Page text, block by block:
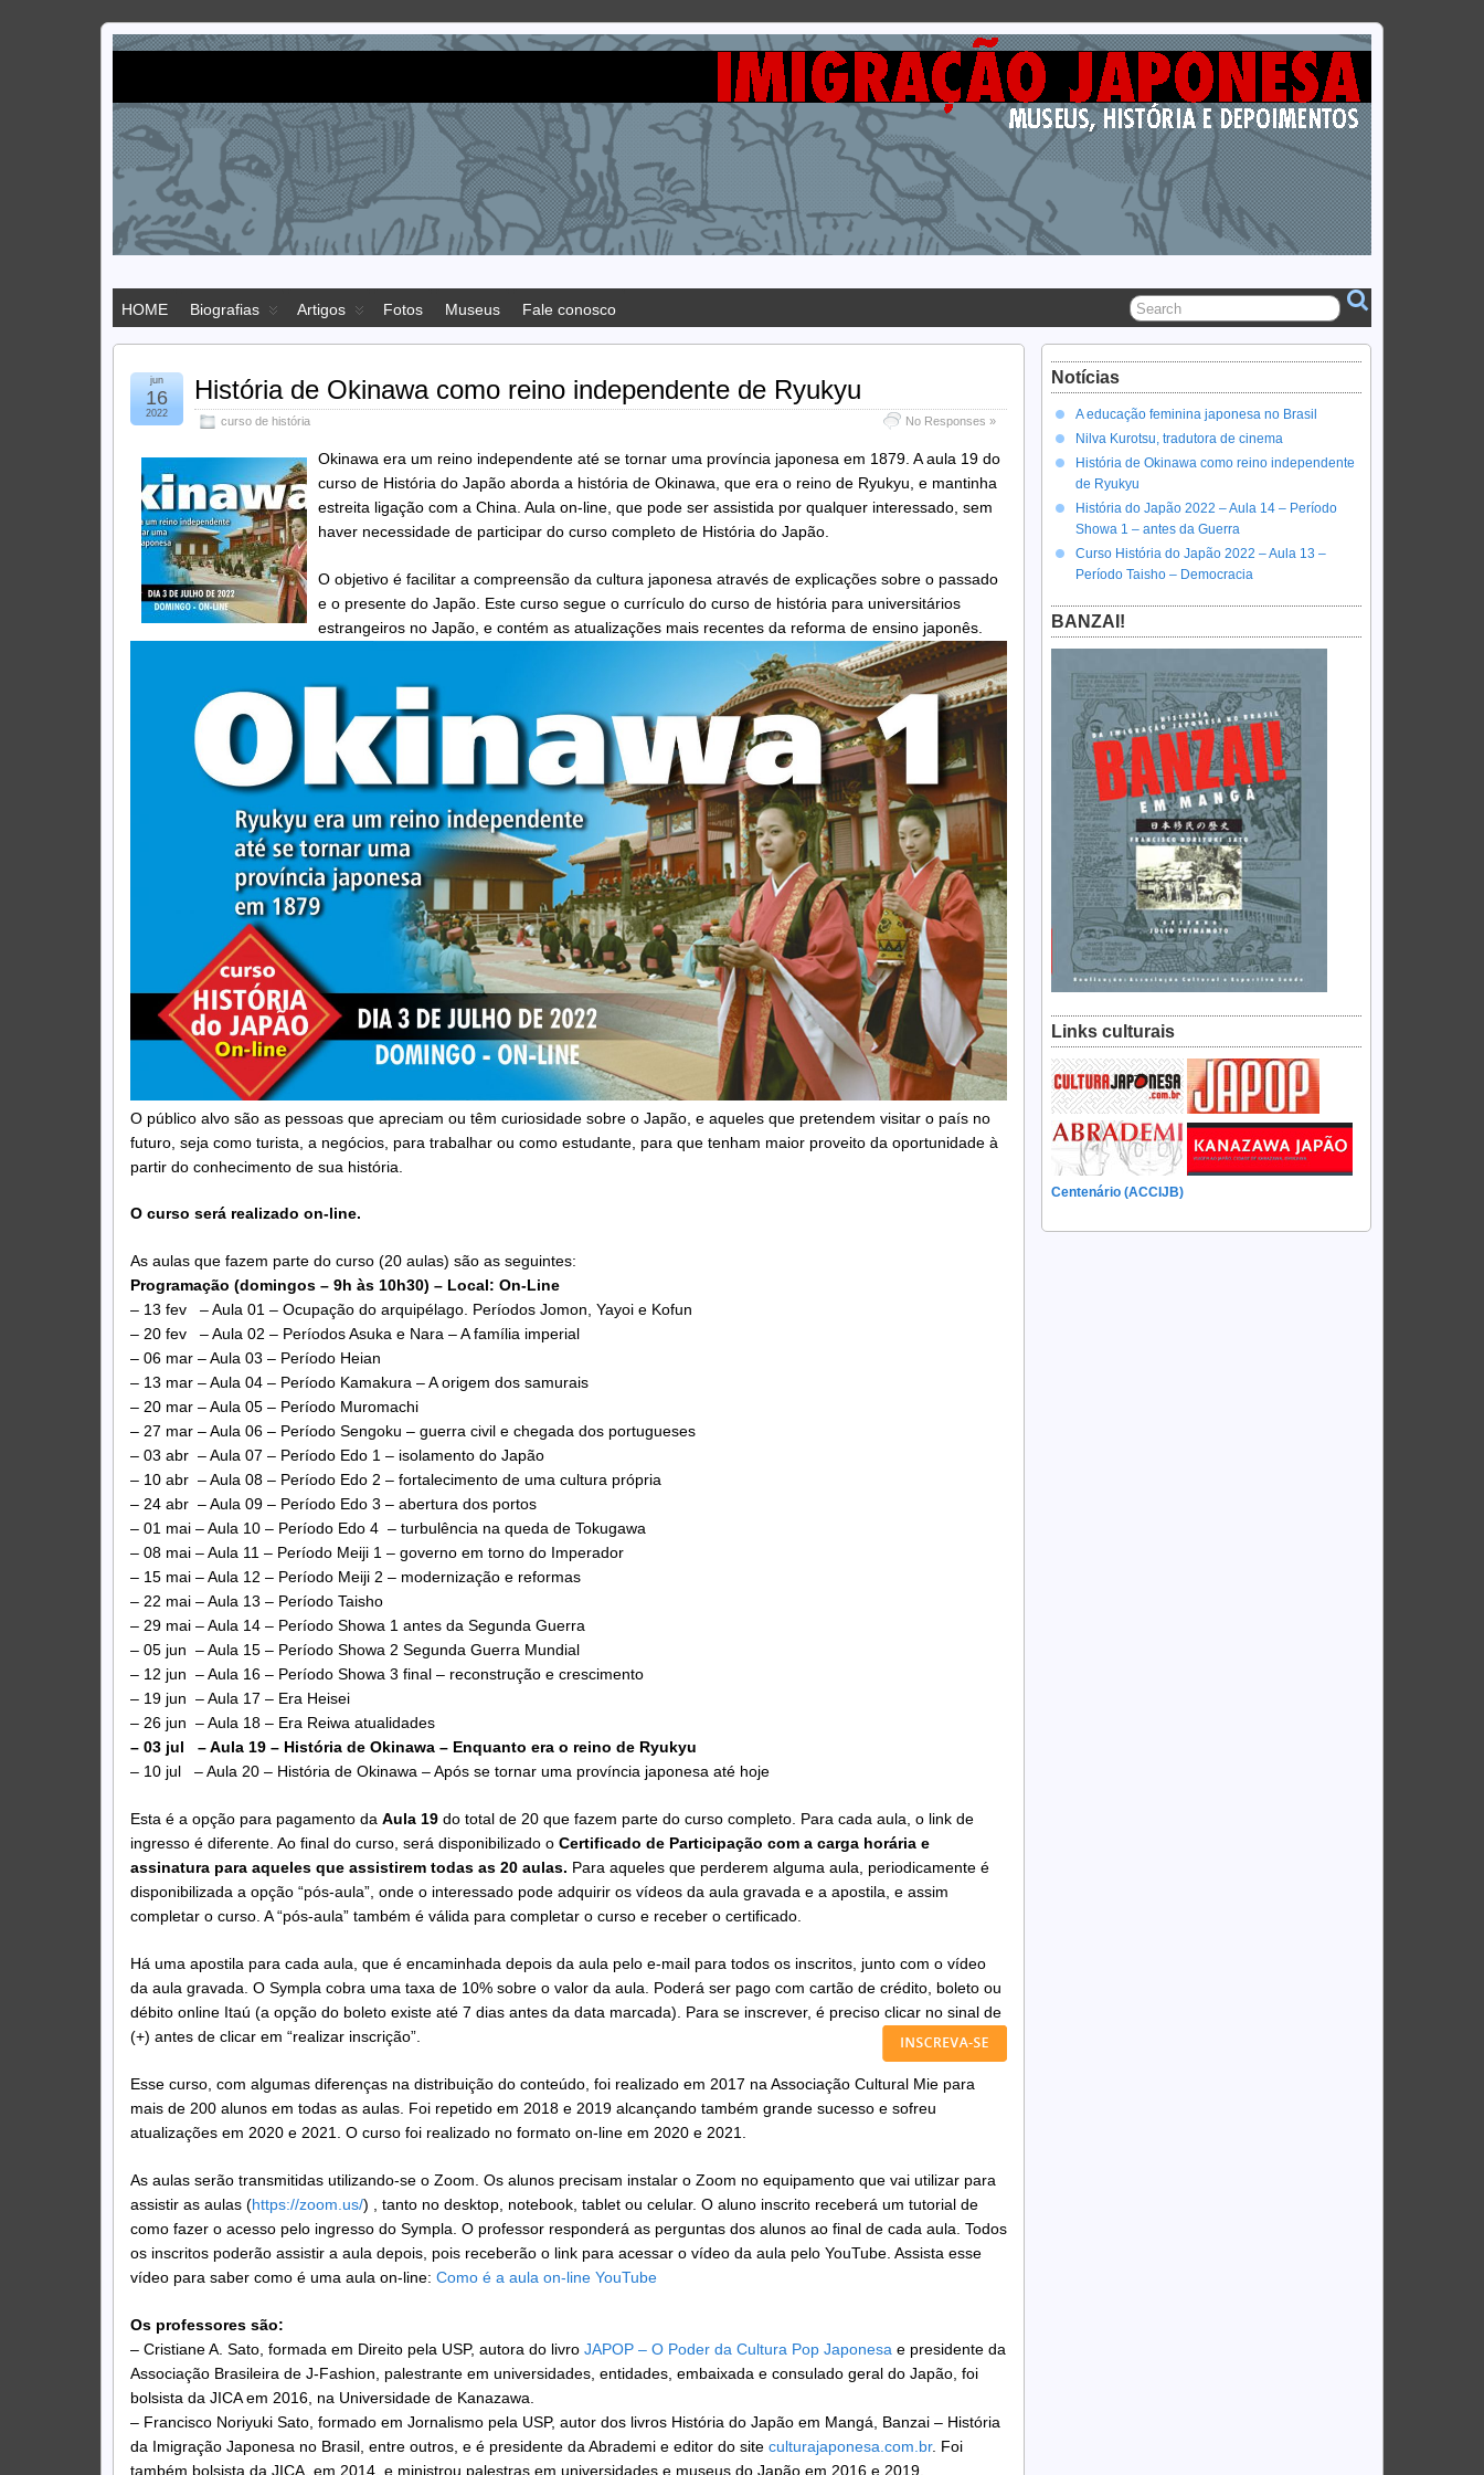
japonesa
HOME Biografias Artigos Fotos Museus Fale conosco
História de Okinawa como reino independente de Ryukyu
curso de história No Responses »
jun
16
2022
Okinawa era um reino independente até se tornar uma província japonesa em 1879. A aula 19 do
curso de História do Japão aborda a história de Okinawa, que era o reino de Ryukyu, e mantinha
estreita ligação com a China. Aula on-line, que pode ser assistida por qualquer interessado, sem
haver necessidade de participar do curso completo de História do Japão.
O objetivo é facilitar a compreensão da cultura japonesa através de explicações sobre o passado
e o presente do Japão. Este curso segue o currículo do curso de história para universitários
estrangeiros no Japão, e contém as atualizações mais recentes da reforma de ensino japonês.
O público alvo são as pessoas que apreciam ou têm curiosidade sobre o Japão, e aqueles que pretendem visitar o país no
futuro, seja como turista, a negócios, para trabalhar ou como estudante, para que tenham maior proveito da oportunidade à
partir do conhecimento de sua história.
O curso será realizado on-line.
As aulas que fazem parte do curso (20 aulas) são as seguintes:
Programação (domingos – 9h às 10h30) – Local: On-Line
– 13 fev – Aula 01 – Ocupação do arquipélago. Períodos Jomon, Yayoi e Kofun
– 20 fev – Aula 02 – Períodos Asuka e Nara – A família imperial
– 06 mar – Aula 03 – Período Heian
– 13 mar – Aula 04 – Período Kamakura – A origem dos samurais
– 20 mar – Aula 05 – Período Muromachi
– 27 mar – Aula 06 – Período Sengoku – guerra civil e chegada dos portugueses
– 03 abr – Aula 07 – Período Edo 1 – isolamento do Japão
– 10 abr – Aula 08 – Período Edo 2 – fortalecimento de uma cultura própria
– 24 abr – Aula 09 – Período Edo 3 – abertura dos portos
– 01 mai – Aula 10 – Período Edo 4 – turbulência na queda de Tokugawa
– 08 mai – Aula 11 – Período Meiji 1 – governo em torno do Imperador
– 15 mai – Aula 12 – Período Meiji 2 – modernização e reformas
– 22 mai – Aula 13 – Período Taisho
– 29 mai – Aula 14 – Período Showa 1 antes da Segunda Guerra
– 05 jun – Aula 15 – Período Showa 2 Segunda Guerra Mundial
– 12 jun – Aula 16 – Período Showa 3 final – reconstrução e crescimento
– 19 jun – Aula 17 – Era Heisei
– 26 jun – Aula 18 – Era Reiwa atualidades
– 03 jul – Aula 19 – História de Okinawa – Enquanto era o reino de Ryukyu
– 10 jul – Aula 20 – História de Okinawa – Após se tornar uma província japonesa até hoje
Esta é a opção para pagamento da Aula 19 do total de 20 que fazem parte do curso completo. Para cada aula, o link de
ingresso é diferente. Ao final do curso, será disponibilizado o Certificado de Participação com a carga horária e
assinatura para aqueles que assistirem todas as 20 aulas. Para aqueles que perderem alguma aula, periodicamente é
disponibilizada a opção “pós-aula”, onde o interessado pode adquirir os vídeos da aula gravada e a apostila, e assim
completar o curso. A “pós-aula” também é válida para completar o curso e receber o certificado.
Há uma apostila para cada aula, que é encaminhada depois da aula pelo e-mail para todos os inscritos, junto com o vídeo
da aula gravada. O Sympla cobra uma taxa de 10% sobre o valor da aula. Poderá ser pago com cartão de crédito, boleto ou
débito online Itaú (a opção do boleto existe até 7 dias antes da data marcada). Para se inscrever, é preciso clicar no sinal de
(+) antes de clicar em “realizar inscrição”.
Esse curso, com algumas diferenças na distribuição do conteúdo, foi realizado em 2017 na Associação Cultural Mie para
mais de 200 alunos em todas as aulas. Foi repetido em 2018 e 2019 alcançando também grande sucesso e sofreu
atualizações em 2020 e 2021. O curso foi realizado no formato on-line em 2020 e 2021.
As aulas serão transmitidas utilizando-se o Zoom. Os alunos precisam instalar o Zoom no equipamento que vai utilizar para
assistir as aulas (https://zoom.us/) , tanto no desktop, notebook, tablet ou celular. O aluno inscrito receberá um tutorial de
como fazer o acesso pelo ingresso do Sympla. O professor responderá as perguntas dos alunos ao final de cada aula. Todos
os inscritos poderão assistir a aula depois, pois receberão o link para acessar o vídeo da aula pelo YouTube. Assista esse
vídeo para saber como é uma aula on-line: Como é a aula on-line YouTube
Os professores são:
– Cristiane A. Sato, formada em Direito pela USP, autora do livro JAPOP – O Poder da Cultura Pop Japonesa e presidente da
Associação Brasileira de J-Fashion, palestrante em universidades, entidades, embaixada e consulado geral do Japão, foi
bolsista da JICA em 2016, na Universidade de Kanazawa.
– Francisco Noriyuki Sato, formado em Jornalismo pela USP, autor dos livros História do Japão em Mangá, Banzai – História
da Imigração Japonesa no Brasil, entre outros, e é presidente da Abrademi e editor do site culturajaponesa.com.br. Foi
também bolsista da JICA, em 2014, e ministrou palestras em universidades e museus do Japão em 2016 e 2019.
Notícias
A educação feminina japonesa no Brasil
Nilva Kurotsu, tradutora de cinema
História de Okinawa como reino independente
de Ryukyu
História do Japão 2022 – Aula 14 – Período
Showa 1 – antes da Guerra
Curso História do Japão 2022 – Aula 13 –
Período Taisho – Democracia
BANZAI!
Links culturais
Centenário (ACCIJB)